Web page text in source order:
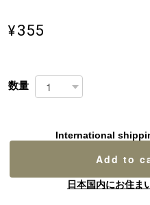
¥355
数量
International
Add to
日本国内にお住ま